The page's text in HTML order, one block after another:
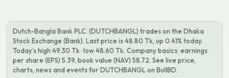
Dutch-Bangla Bank PLC. (DUTCHBANGL) trades on the Dhaka
Stock Exchange (Bank). Last price is 48.80 Tk, up 0.41% today.
Today’s high 49.30 Tk · low 48.60 Tk. Company basics: earnings
per share (EPS) 5.39, book value (NAV) 58.72. See live price,
charts, news and events for DUTCHBANGL on BullBD.